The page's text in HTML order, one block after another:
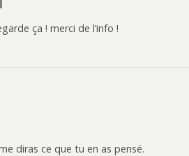
ça ! merci de l’info !
diras ce que tu en as pensé.